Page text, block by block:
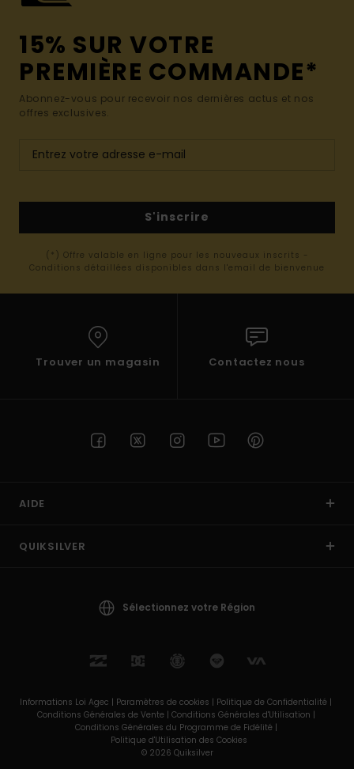
15% SUR VOTRE
PREMIÈRE COMMANDE*
Abonnez-vous pour recevoir nos dernières actus et nos
offres exclusives.
S'inscrire
(*) Offre valable en ligne pour les nouveaux inscrits -
Conditions détaillées disponibles dans l'email de bienvenue
Trouver un magasin Contactez nous
AIDE
QUIKSILVER
Sélectionnez votre Région
Informations Loi Agec | Paramètres de cookies | Politique de Confidentialité |
Conditions Générales de Vente | Conditions Générales d'Utilisation |
Conditions Générales du Programme de Fidélité |
Politique d'Utilisation des Cookies
© 2026 Quiksilver